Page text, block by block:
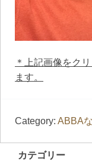
＊上記画像をク
ます。
Category: ABBA
カテゴリー